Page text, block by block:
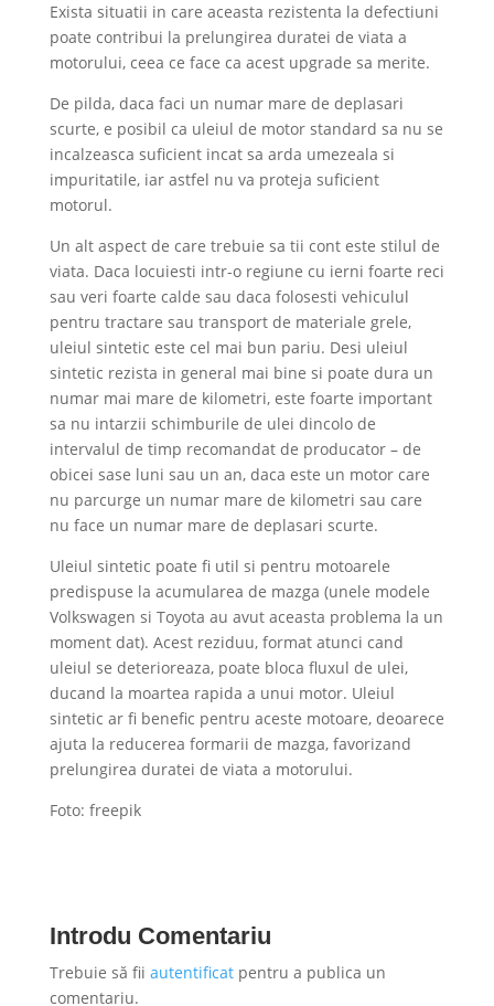
Exista situatii in care aceasta rezistenta la defectiuni
poate contribui la prelungirea duratei de viata a
motorului, ceea ce face ca acest upgrade sa merite.
De pilda, daca faci un numar mare de deplasari
scurte, e posibil ca uleiul de motor standard sa nu se
incalzeasca suficient incat sa arda umezeala si
impuritatile, iar astfel nu va proteja suficient
motorul.
Un alt aspect de care trebuie sa tii cont este stilul de
viata. Daca locuiesti intr-o regiune cu ierni foarte reci
sau veri foarte calde sau daca folosesti vehiculul
pentru tractare sau transport de materiale grele,
uleiul sintetic este cel mai bun pariu. Desi uleiul
sintetic rezista in general mai bine si poate dura un
numar mai mare de kilometri, este foarte important
sa nu intarzii schimburile de ulei dincolo de
intervalul de timp recomandat de producator – de
obicei sase luni sau un an, daca este un motor care
nu parcurge un numar mare de kilometri sau care
nu face un numar mare de deplasari scurte.
Uleiul sintetic poate fi util si pentru motoarele
predispuse la acumularea de mazga (unele modele
Volkswagen si Toyota au avut aceasta problema la un
moment dat). Acest reziduu, format atunci cand
uleiul se deterioreaza, poate bloca fluxul de ulei,
ducand la moartea rapida a unui motor. Uleiul
sintetic ar fi benefic pentru aceste motoare, deoarece
ajuta la reducerea formarii de mazga, favorizand
prelungirea duratei de viata a motorului.
Foto: freepik
Introdu Comentariu
Trebuie să fii autentificatpentru a publica un
comentariu.